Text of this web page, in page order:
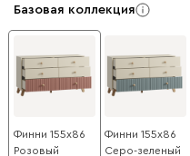
Базовая коллекция
Финни 155x86
Розовый
Финни 155x86
Серо-зеленый